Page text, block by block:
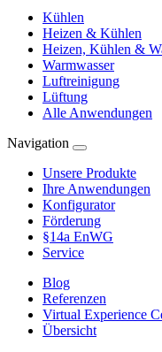
Kühlen
Heizen & Kühlen
Heizen, Kühlen &
Warmwasser
Luftreinigung
Lüftung
Alle Anwendungen
Navigation
Unsere Produkte
Ihre Anwendungen
Konfigurator
Förderung
§14a EnWG
Service
Blog
Referenzen
Virtual Experience
Übersicht